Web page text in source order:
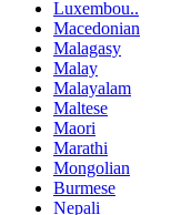
Luxembou..
Macedonian
Malagasy
Malay
Malayalam
Maltese
Maori
Marathi
Mongolian
Burmese
Nepali